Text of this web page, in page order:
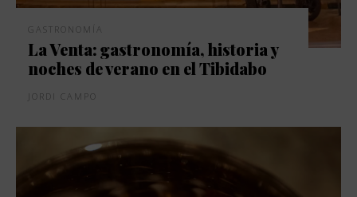
GASTRONOMÍA
La Venta: gastronomía, historia y
noches de verano en el Tibidabo
JORDI CAMPO